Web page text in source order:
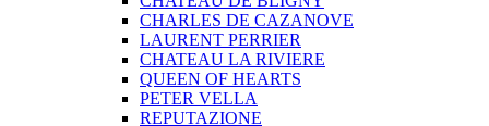
CHARLES DE CAZANOVE
LAURENT PERRIER
CHATEAU LA RIVIERE
QUEEN OF HEARTS
PETER VELLA
REPUTAZIONE